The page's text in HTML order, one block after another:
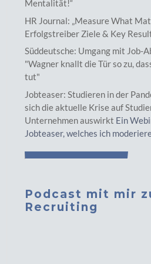
Mentalität!“
HR Journal: „Measure What
Erfolgstreiber Ziele & Key
Süddeutsche: Umgang mit Job-
"Wagner knallt die Tür so zu,
tut"
Jobteaser: Studieren in der
sich die aktuelle Krise auf
Unternehmen auswirkt Ein
Jobteaser, welches ich
Podcast mit mir
Recruiting